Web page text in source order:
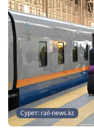
Сурет: rail-news.kz